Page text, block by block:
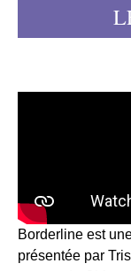
Borderline est
présentée par